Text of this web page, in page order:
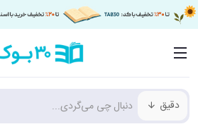
دقیق